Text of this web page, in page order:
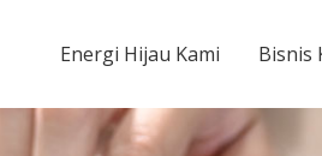
Energi Hijau Kami Bisnis